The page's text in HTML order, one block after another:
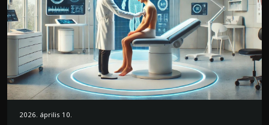
2026. április 10.